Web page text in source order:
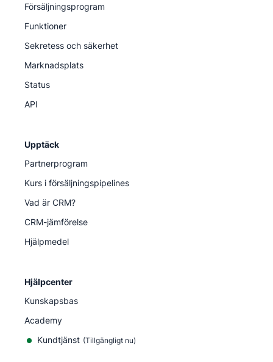
Försäljningsprogram
Funktioner
Sekretess och säkerhet
Marknadsplats
Status
API
Upptäck
Partnerprogram
Kurs i försäljningspipelines
Vad är CRM?
CRM-jämförelse
Hjälpmedel
Hjälpcenter
Kunskapsbas
Academy
Kundtjänst (Tillgängligt nu)